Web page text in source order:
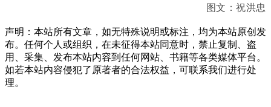
图文：祝洪忠
声明：本站所有文章，如无特殊说明或标注，均为本站原创发
布。任何个人或组织，在未征得本站同意时，禁止复制、盗
用、采集、发布本站内容到任何网站、书籍等各类媒体平台。
如若本站内容侵犯了原著者的合法权益，可联系我们进行处
理。